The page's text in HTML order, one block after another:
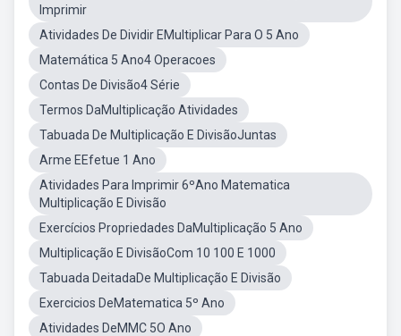
Imprimir
Atividades De Dividir EMultiplicar Para O 5 Ano
Matemática 5 Ano4 Operacoes
Contas De Divisão4 Série
Termos DaMultiplicação Atividades
Tabuada De Multiplicação E DivisãoJuntas
Arme EEfetue 1 Ano
Atividades Para Imprimir 6ºAno Matematica
Multiplicação E Divisão
Exercícios Propriedades DaMultiplicação 5 Ano
Multiplicação E DivisãoCom 10 100 E 1000
Tabuada DeitadaDe Multiplicação E Divisão
Exercicios DeMatematica 5º Ano
Atividades DeMMC 5O Ano